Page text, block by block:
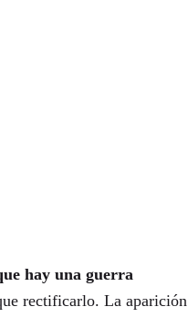
hay una guerra
rectificarlo. La aparición